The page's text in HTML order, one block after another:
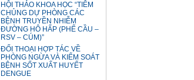
HỘI THẢO KHOA HỌC “TIÊM
CHỦNG DỰ PHÒNG CÁC
BỆNH TRUYỀN NHIỄM
ĐƯỜNG HÔ HẤP (PHẾ CẦU –
RSV – CÚM)”
ĐỐI THOẠI HỢP TÁC VỀ
PHÒNG NGỪA VÀ KIỂM SOÁT
BỆNH SỐT XUẤT HUYẾT
DENGUE